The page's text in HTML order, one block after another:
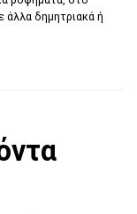
άλλα δημητριακά ή